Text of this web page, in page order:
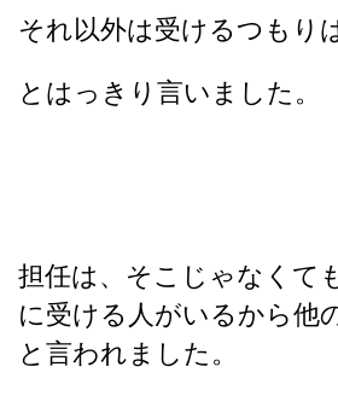
それ以外は受けるつもり
とはっきり言いました。
担任は、そこじゃなくて
に受ける人がいるから他
と言われました。